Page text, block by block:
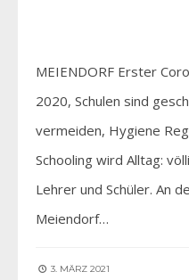
MEIENDORF Erster
2020, Schulen sind
vermeiden, Hygiene
Schooling wird Alltag:
Lehrer und Schüler. An
Meiendorf…
3. MÄRZ 2021